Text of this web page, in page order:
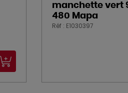
manchette vert
480 Mapa
Réf : E1030397